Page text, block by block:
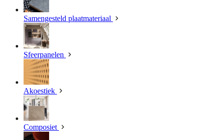
Samengesteld plaatmateriaal
Sfeerpanelen
Akoestiek
Composiet